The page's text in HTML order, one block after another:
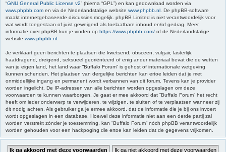
“GNU General Public License v2” (hierna “GPL”) en kan gedownload worden via
www.phpbb.com en via de Nederlandstalige website www.phpbb.nl . De phpBB-software
maakt internetgebaseerde discussies mogelijk. phpBB Limited is niet verantwoordelijk voor
wat wordt toegestaan of juist geweigerd als toelaatbare inhoud en/of gedrag. Meer
informatie over phpBB kun je vinden op https://www.phpbb.com/ of de Nederlandstalige
website www.phpbb.nl
Je verklaart geen berichten te plaatsen die kwetsend, obsceen, vulgair, lasterlijk,
haatdragend, dreigend, seksueel georiënteerd of enig ander materiaal bevat die de wetten
van je eigen land, het land waar “Buffalo Forum” is gehost of internationale wetgeving
kunnen schenden. Het plaatsen van dergelijke berichten kan ertoe leiden dat je met
onmiddellijke ingang en permanent wordt verbannen van dit forum. Tevens kan je provider
worden ingelicht. De IP-adressen van alle berichten worden opgeslagen om deze
voorwaarden te kunnen waarborgen. Je gaat er mee akkoord dat “Buffalo Forum” het recht
heeft om ieder onderwerp te verwijderen, te wijzigen, te sluiten of te verplaatsen wanneer zij
dit nodig achten. Als gebruiker ga je ermee akkoord, dat de informatie die je bij ons invoert
wordt opgeslagen in een database. Hoewel deze informatie niet aan een derde partij zal
worden verstrekt zónder je toestemming, kan “Buffalo Forum” nóch phpBB verantwoordelijk
worden gehouden voor een hackpoging die ertoe kan leiden dat de gegevens vrijkomen.